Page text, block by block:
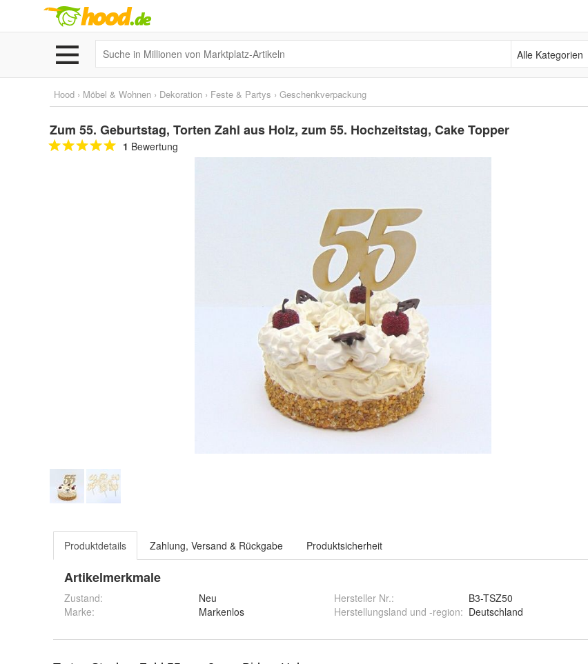
Alle Kategorien
Hood › Möbel & Wohnen › Dekoration › Feste & Partys › Geschenkverpackung
Zum 55. Geburtstag, Torten Zahl aus Holz, zum 55. Hochzeitstag, Cake Topper
1 Bewertung
Produktdetails Zahlung, Versand & Rückgabe Produktsicherheit
Artikelmerkmale
Zustand:
Neu
Marke:
Markenlos
Hersteller Nr.:
B3-TSZ50
Herstellungsland und -region: Deutschland